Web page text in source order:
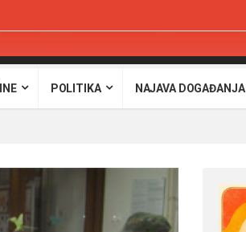
POLITIKA NAJAVA DOGAĐANJA